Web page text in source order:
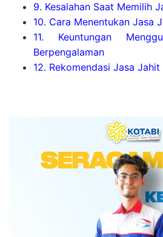
9. Kesalahan Saat Memilih
10. Cara Menentukan Jasa
11. Keuntungan
Berpengalaman
12. Rekomendasi Jasa